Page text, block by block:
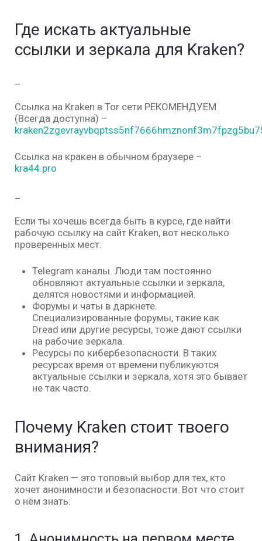
Где искать актуальные
ссылки и зеркала для Kraken?
Ссылка на Kraken в Tor сети РЕКОМЕНДУЕМ
(Всегда доступна) –
Ссылка на кракен в обычном браузере –
kra44.pro
Если ты хочешь всегда быть в курсе, где найти
рабочую ссылку на сайт Kraken, вот несколько
проверенных мест:
Telegram каналы. Люди там постоянно
обновляют актуальные ссылки и зеркала,
делятся новостями и информацией.
Форумы и чаты в даркнете.
Специализированные форумы, такие как
Dread или другие ресурсы, тоже дают ссылки
на рабочие зеркала.
Ресурсы по кибербезопасности. В таких
ресурсах время от времени публикуются
актуальные ссылки и зеркала, хотя это бывает
не так часто.
Почему Kraken стоит твоего
внимания?
Сайт Kraken — это топовый выбор для тех, кто
хочет анонимности и безопасности. Вот что стоит
о нём знать: